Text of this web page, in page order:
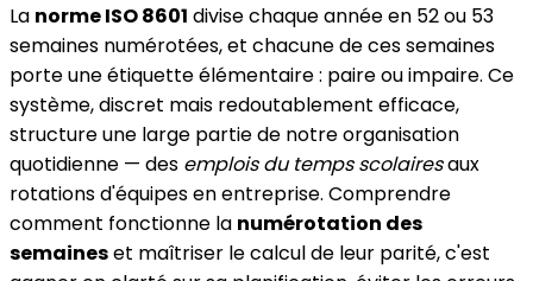
La norme ISO 8601 divise chaque année en 52 ou 53
semaines numérotées, et chacune de ces semaines
porte une étiquette élémentaire : paire ou impaire. Ce
système, discret mais redoutablement efficace,
structure une large partie de notre organisation
quotidienne — des emplois du temps scolairesaux
rotations d'équipes en entreprise. Comprendre
comment fonctionne la numérotation des
semaineset maîtriser le calcul de leur parité, c'est